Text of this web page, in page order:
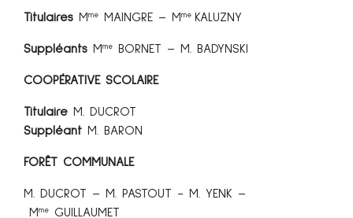
Titulaires Mme MAINGRE – Mme KALUZNY
Suppléants Mme BORNET – M. BADYNSKI
COOPÉRATIVE SCOLAIRE
Titulaire M. DUCROT
Suppléant M. BARON
FORÊT COMMUNALE
M. DUCROT – M. PASTOUT - M. YENK –
Mme GUILLAUMET